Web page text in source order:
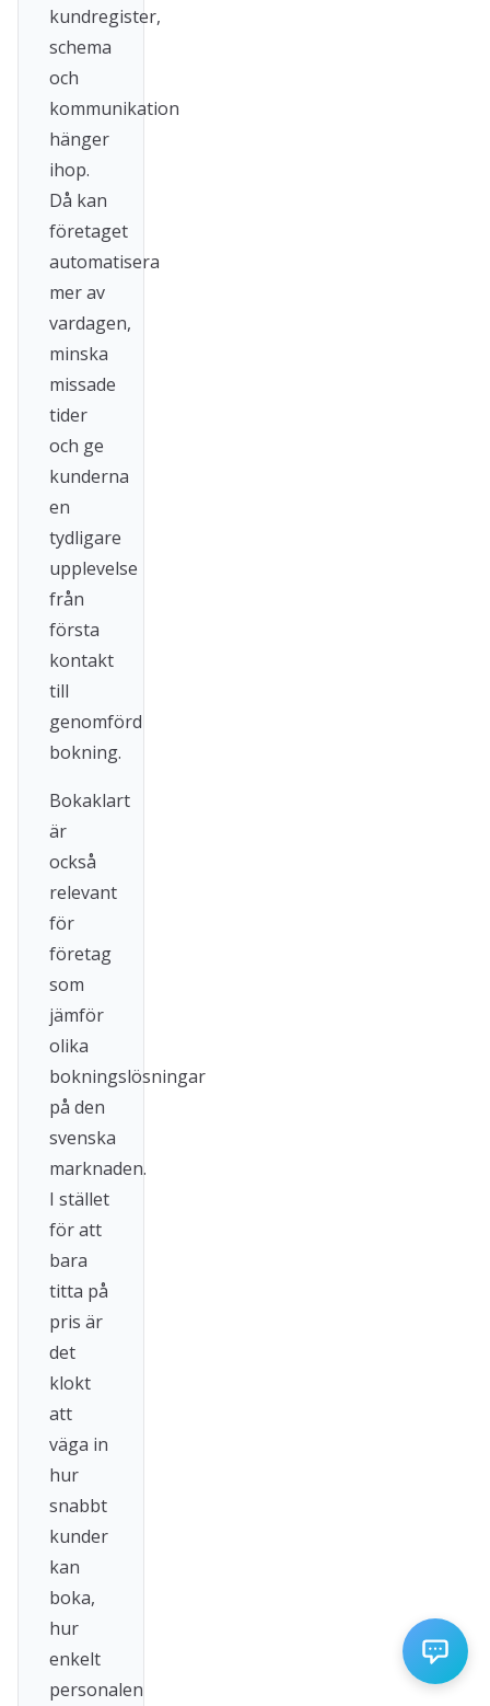
kundregister,
schema
och
kommunikation
hänger
ihop.
Då kan
företaget
automatisera
mer av
vardagen,
minska
missade
tider
och ge
kunderna
en
tydligare
upplevelse
från
första
kontakt
till
genomförd
bokning.
Bokaklart
är
också
relevant
för
företag
som
jämför
olika
bokningslösningar
på den
svenska
marknaden.
I stället
för att
bara
titta på
pris är
det
klokt
att
väga in
hur
snabbt
kunder
kan
boka,
hur
enkelt
personalen